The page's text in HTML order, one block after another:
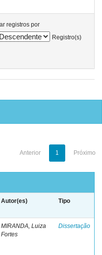
registros por
Registro(s)
Anterior 1 Próximo
Autor(es) Tipo
MIRANDA, Luiza
Fortes
Dissertação